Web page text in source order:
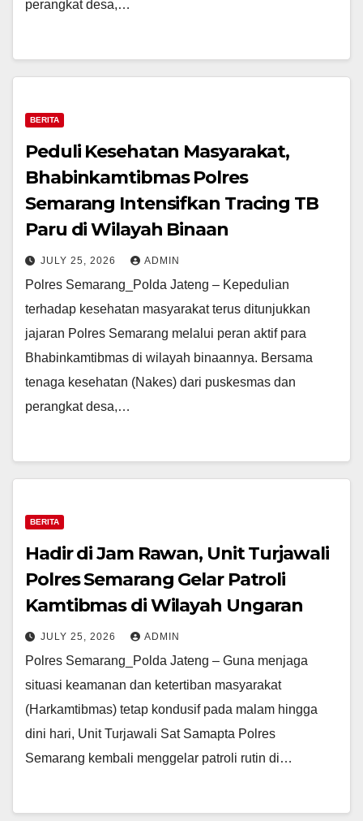
perangkat desa,…
BERITA
Peduli Kesehatan Masyarakat,
Bhabinkamtibmas Polres
Semarang Intensifkan Tracing TB
Paru di Wilayah Binaan
JULY 25, 2026 ADMIN
Polres Semarang_Polda Jateng – Kepedulian
terhadap kesehatan masyarakat terus ditunjukkan
jajaran Polres Semarang melalui peran aktif para
Bhabinkamtibmas di wilayah binaannya. Bersama
tenaga kesehatan (Nakes) dari puskesmas dan
perangkat desa,…
BERITA
Hadir di Jam Rawan, Unit Turjawali
Polres Semarang Gelar Patroli
Kamtibmas di Wilayah Ungaran
JULY 25, 2026 ADMIN
Polres Semarang_Polda Jateng – Guna menjaga
situasi keamanan dan ketertiban masyarakat
(Harkamtibmas) tetap kondusif pada malam hingga
dini hari, Unit Turjawali Sat Samapta Polres
Semarang kembali menggelar patroli rutin di…